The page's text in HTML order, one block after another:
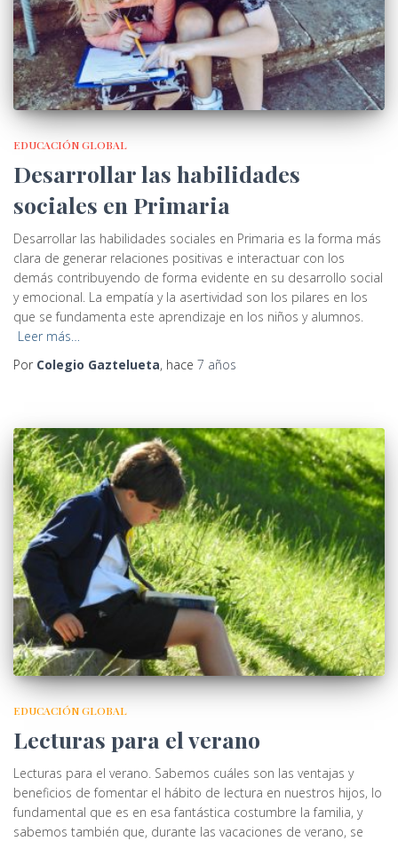
EDUCACIÓN GLOBAL
Desarrollar las habilidades
sociales en Primaria
Desarrollar las habilidades sociales en Primaria es la forma más
clara de generar relaciones positivas e interactuar con los
demás contribuyendo de forma evidente en su desarrollo social
y emocional. La empatía y la asertividad son los pilares en los
que se fundamenta este aprendizaje en los niños y alumnos.
Leer más…
Por Colegio Gaztelueta, hace 7 años
EDUCACIÓN GLOBAL
Lecturas para el verano
Lecturas para el verano. Sabemos cuáles son las ventajas y
beneficios de fomentar el hábito de lectura en nuestros hijos, lo
fundamental que es en esa fantástica costumbre la familia, y
sabemos también que, durante las vacaciones de verano, se